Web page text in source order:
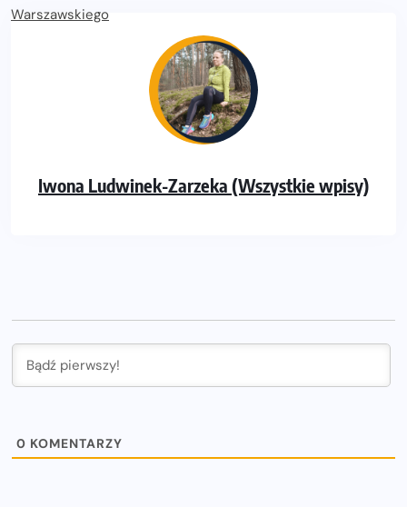
Iwona Ludwinek-Zarzeka (Wszystkie wpisy)
0 KOMENTARZY